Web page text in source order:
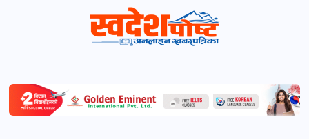
विशेष